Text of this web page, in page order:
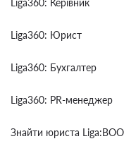
Liga360: Керівник
Liga360: Юрист
Liga360: Бухгалтер
Liga360: PR-менеджер
Знайти юриста